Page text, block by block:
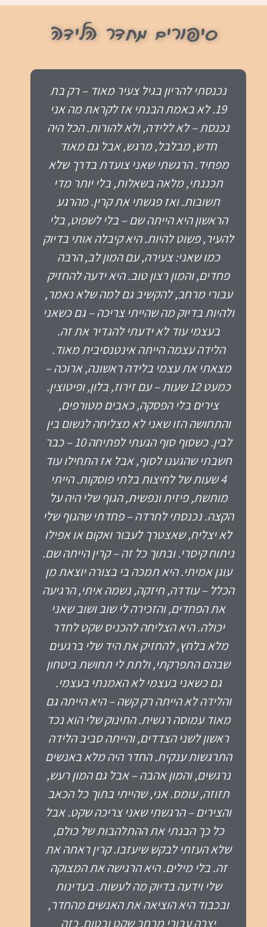
סיפורים מחדר הלידה
קרינוש אהובה שלי באיחור קל 😅 רציתי
להגיד לך תודה ענקית על שליווית אותי
בלידה הכי חלומית בעולם, שהתעלתה על
כל דימיון! היית שם בשבילנו בנוכחות הכי
מדויקת שאפשר לבקש, קראת אותי גם בלי
מילים. ידעת מתי להיכנס לעניינים ומתי
לשחרר. ולא פחות חשוב - היית שם גם
בשביל עידן, ידעת מתי לאפשר לו להוביל
ולחבר אותו לסיטואציה. וכמובן, אחרי
הלידה לא עזבת, ועזרת לי להניק את אוריה
כשאני בכלל לא חשבתי על זה. לדעתי
בזכותך ההנקה אח״כ הייתה כל-כך חלקה
וזורמת. את לנצח תהיי חלק מהמשפחה
שלנו, תודה על ליווי רגוע אבל עוצמתי!
אוהבת אותך ❤️
ליאור ועידן